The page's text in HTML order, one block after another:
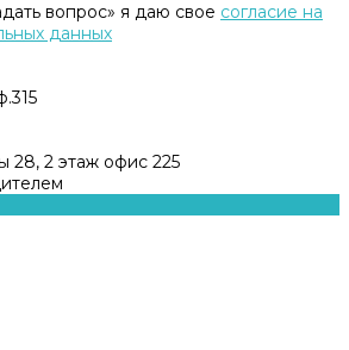
вопрос» я даю свое согласие на
данных
28, 2 этаж офис 225